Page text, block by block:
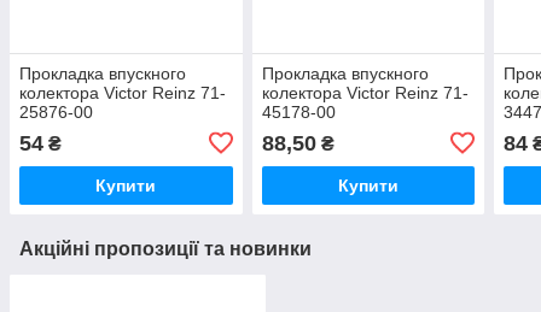
Прокладка впускного
колектора Victor Reinz 71-
25876-00
54 ₴
Купити
Прокладка впускного
колектора Victor Reinz 71-
45178-00
88,50₴
Купити
84
Акційні пропозиції та новинки